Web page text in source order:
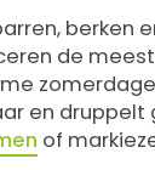
berken
de
en druppelt
of